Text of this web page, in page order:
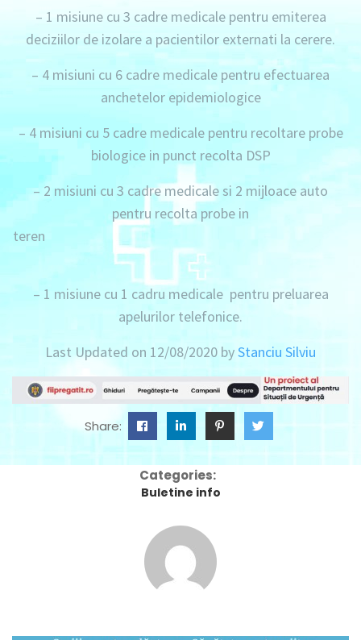
– 1 misiunecu 3 cadre medicalepentru emiterea
deciziilor de izolare a pacientilor externati la cerere.
– 4 misiuni cu 6 cadre medicale pentru efectuarea
anchetelor epidemiologice
– 4 misiuni cu 5 cadre medicalepentru recoltare probe
biologice in punct recolta DSP
– 2 misiuni cu 3 cadre medicalesi 2 mijloace auto
pentru recolta probe in
teren
– 1 misiune cu 1 cadru medicalepentru preluarea
apelurilor telefonice.
Last Updated on 12/08/2020 byStanciu Silviu
Share:
Categories:
Buletine info